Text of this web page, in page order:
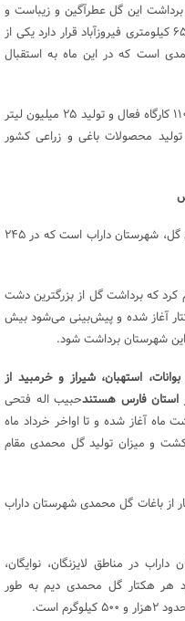
این گل عطرآگین و زیباست و
شهرستان میمند که در ۹۵ کیلومتری شیراز و ۶۵ کیلومتری فیروزآباد قرار دارد یکی از
است که در این ماه به استقبال
طبق آخرین گزارش‌ها این شهرستان‌ با بیش از ۱۱۰ کارگاه فعال و تولید ۲۵ میلیون لیتر
تولید محصولات باغی و زراعی کشور
از دیگر شهرستانهای مستعد فارس در تولید این گل، شهرستان داراب است که در ۲۴۵
کرد که برداشت گل از بزرگترین دشت
دیم جهان در سطح پنج هزار و ۶۰۰ هکتار آغاز شده و پیش‌بینی می‌شود بیش
شهرستان برداشت شود.
استهبان، شیراز و خرمبید از
فارس هستندحبیب اله فتحی
ماه آغاز شده و تا اواخر خرداد ماه
و میزان تولید گل محمدی مقام
سطحی معادل پنج هزار و ۱۰۰ هکتار از باغات گل محمدی شهرستان داراب
در مناطق لایزنگان، نوایگان،
هر هکتار گل محمدی دیم به طور